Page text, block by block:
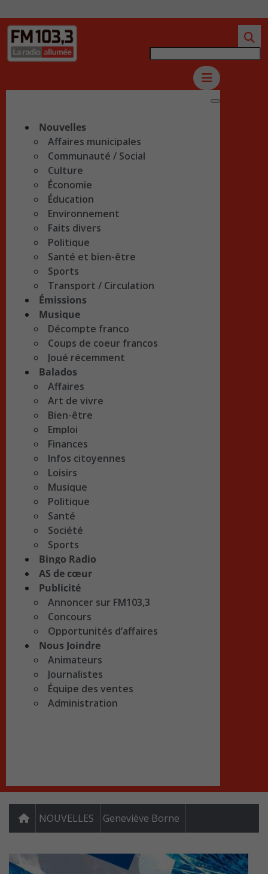
Nouvelles
Affaires municipales
Communauté / Social
Culture
Économie
Éducation
Environnement
Faits divers
Politique
Santé et bien-être
Sports
Transport / Circulation
Émissions
Musique
Décompte franco
Coups de coeur francos
Joué récemment
Balados
Affaires
Art de vivre
Bien-être
Emploi
Finances
Infos citoyennes
Loisirs
Musique
Politique
Santé
Société
Sports
Bingo Radio
AS de cœur
Publicité
Annoncer sur FM103,3
Concours
Opportunités d’affaires
Nous Joindre
Animateurs
Journalistes
Équipe des ventes
Administration
NOUVELLES Geneviève Borne